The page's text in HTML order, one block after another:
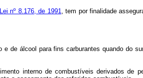
Lei nº 8.176, de 1991, tem por finalidade
de álcool para fins carburantes quando do
interno de combustíveis derivados